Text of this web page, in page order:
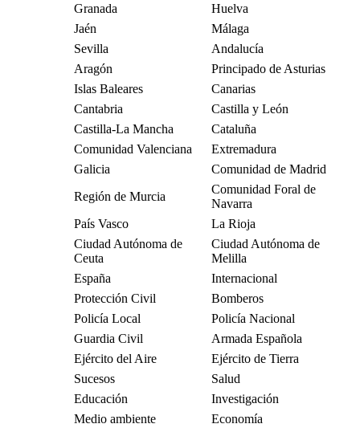
Granada
Huelva
Jaén
Málaga
Sevilla
Andalucía
Aragón
Principado de Asturias
Islas Baleares
Canarias
Cantabria
Castilla y León
Castilla-La Mancha
Cataluña
Comunidad Valenciana
Extremadura
Galicia
Comunidad de Madrid
Región de Murcia
Comunidad Foral de
Navarra
País Vasco
La Rioja
Ciudad Autónoma de
Ceuta
Ciudad Autónoma de
Melilla
España
Internacional
Protección Civil
Bomberos
Policía Local
Policía Nacional
Guardia Civil
Armada Española
Ejército del Aire
Ejército de Tierra
Sucesos
Salud
Educación
Investigación
Medio ambiente
Economía